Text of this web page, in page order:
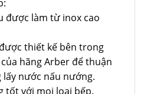
được làm từ inox cao
thiết kế bên trong
hãng Arber để thuận
nước nấu nướng.
tốt với mọi loại bếp.